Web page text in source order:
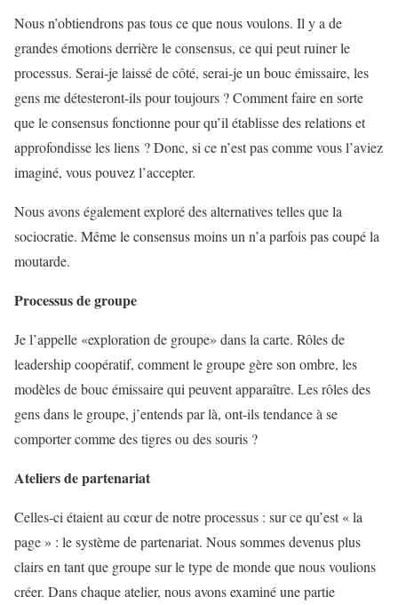
Nous n’obtiendrons pas tous ce que nous voulons. Il y a de
grandes émotions derrière le consensus, ce qui peut ruiner le
processus. Serai-je laissé de côté, serai-je un bouc émissaire, les
gens me détesteront-ils pour toujours ? Comment faire en sorte
que le consensus fonctionne pour qu’il établisse des relations et
approfondisse les liens ? Donc, si ce n’est pas comme vous l’aviez
imaginé, vous pouvez l’accepter.
Nous avons également exploré des alternatives telles que la
sociocratie. Même le consensus moins un n’a parfois pas coupé la
moutarde.
Processus de groupe
Je l’appelle «exploration de groupe» dans la carte. Rôles de
leadership coopératif, comment le groupe gère son ombre, les
modèles de bouc émissaire qui peuvent apparaître. Les rôles des
gens dans le groupe, j’entends par là, ont-ils tendance à se
comporter comme des tigres ou des souris ?
Ateliers de partenariat
Celles-ci étaient au cœur de notre processus : sur ce qu’est « la
page » : le système de partenariat. Nous sommes devenus plus
clairs en tant que groupe sur le type de monde que nous voulions
créer. Dans chaque atelier, nous avons examiné une partie